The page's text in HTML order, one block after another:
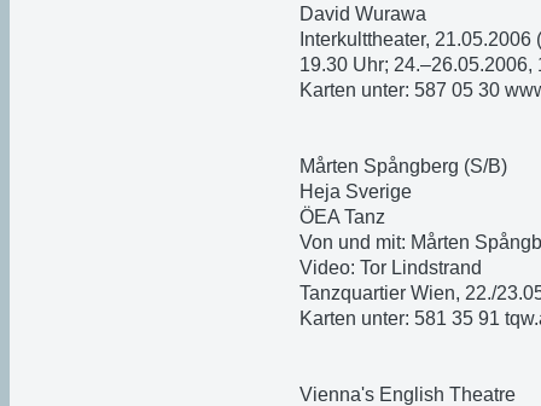
David Wurawa
Interkulttheater,
19.30 Uhr; 24.–26.05.2006,
Karten unter: 587 05 30
Mårten Spångberg (S/B)
Heja Sverige
ÖEA Tanz
Von und mit: Mårten
Video: Tor Lindstrand
Tanzquartier Wien, 22./
Karten unter: 581 35 91
Vienna's English Theatre